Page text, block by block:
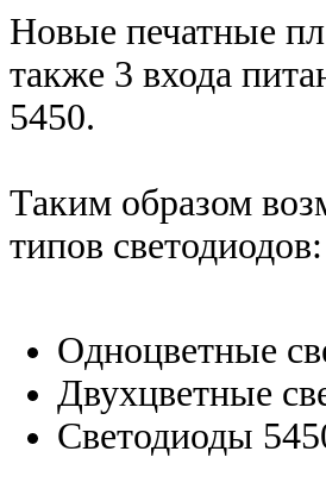
Новые печатные
также 3 входа
5450.
Таким образом
типов светодиодов:
Одноцветные
Двухцветные
Светодиоды